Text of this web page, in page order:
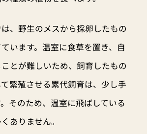
、野生のメスから採卵したもの
います。温室に食草を置き、自
とが難しいため、飼育したもの
繁殖させる累代飼育は、少し手
そのため、温室に飛ばしている
ありません。